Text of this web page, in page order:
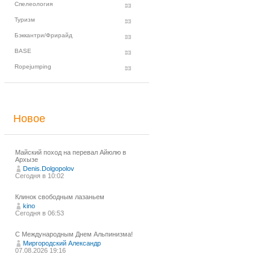
Спелеология
Туризм
Бэккантри/Фрирайд
BASE
Ropejumping
Новое
Майский поход на перевал Айюлю в
Архызе
Denis.Dolgopolov
Сегодня в 10:02
Клинок свободным лазаньем
kino
Сегодня в 06:53
С Международным Днем Альпинизма!⁠
Миргородский Александр
07.08.2026 19:16